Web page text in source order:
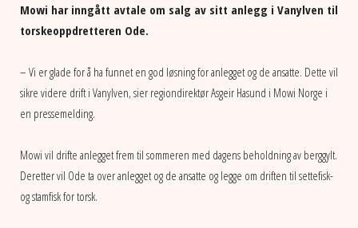
Mowi har inngått avtale om salg av sitt anlegg i Vanylven til
torskeoppdretteren Ode.
– Vi er glade for å ha funnet en god løsning for anlegget og de ansatte. Dette vil
sikre videre drift i Vanylven, sier regiondirektør Asgeir Hasund i Mowi Norge i
en pressemelding.
Mowi vil drifte anlegget frem til sommeren med dagens beholdning av berggylt.
Deretter vil Ode ta over anlegget og de ansatte og legge om driften til settefisk-
og stamfisk for torsk.